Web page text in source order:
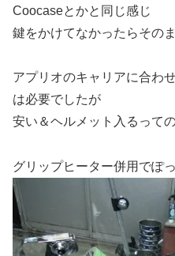
Coocaseとかと同じ感じ
鍵をかけてなかったらその
アプリオのキャリアに合わ
は必要でしたが
安い＆ヘルメット入るって
グリップヒーター併用でぽ